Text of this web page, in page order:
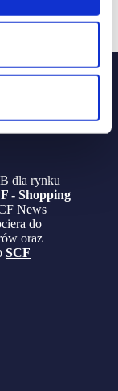
dla rynku
- Shopping
News |
do
oraz
SCF